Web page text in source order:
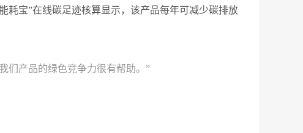
耗宝”在线碳足迹核算显示，该产品每年可减少碳排放
们产品的绿色竞争力很有帮助。”